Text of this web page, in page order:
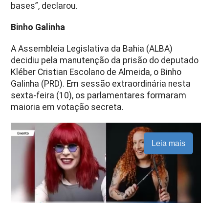
bases”, declarou.
Binho Galinha
A Assembleia Legislativa da Bahia (ALBA)
decidiu pela manutenção da prisão do deputado
Kléber Cristian Escolano de Almeida, o Binho
Galinha (PRD). Em sessão extraordinária nesta
sexta-feira (10), os parlamentares formaram
maioria em votação secreta.
Leia mais